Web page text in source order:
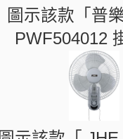
圖示該款「普
PWF504012